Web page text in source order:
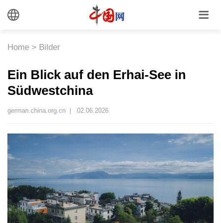
Home > Bilder
Ein Blick auf den Erhai-See in
Südwestchina
german.china.org.cn | 02.06.2026